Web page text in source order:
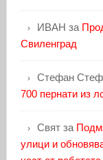
ИВАН за
Свиленград
Стефан
700 пернати из
Святза
улици и